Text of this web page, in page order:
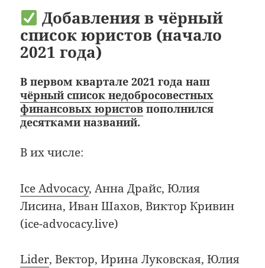
Добавления в чёрный
список юристов (начало
2021 года)
В первом квартале 2021 года наш
чёрный список недобросовестных
финансовых юристов пополнился
десятками названий.
В их числе:
Ice Advocacy, Анна Драйс, Юлия
Лисина, Иван Шахов, Виктор Кривин
(ice-advocacy.live)
Lider, Вектор, Ирина Луковская, Юлия